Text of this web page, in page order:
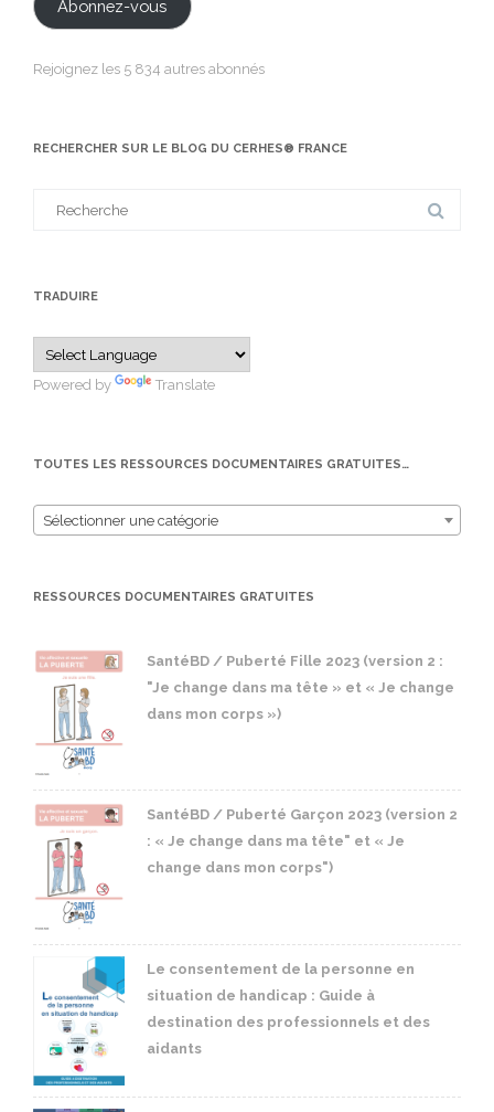
Abonnez-vous
Rejoignez les 5 834 autres abonnés
RECHERCHER SUR LE BLOG DU CERHES® FRANCE
TRADUIRE
Powered by Translate
TOUTES LES RESSOURCES DOCUMENTAIRES GRATUITES…
Sélectionner une catégorie
RESSOURCES DOCUMENTAIRES GRATUITES
SantéBD / Puberté Fille 2023 (version 2 :
"Je change dans ma tête » et « Je change
dans mon corps »)
SantéBD / Puberté Garçon 2023 (version 2
: « Je change dans ma tête" et « Je
change dans mon corps")
Le consentement de la personne en
situation de handicap : Guide à
destination des professionnels et des
aidants